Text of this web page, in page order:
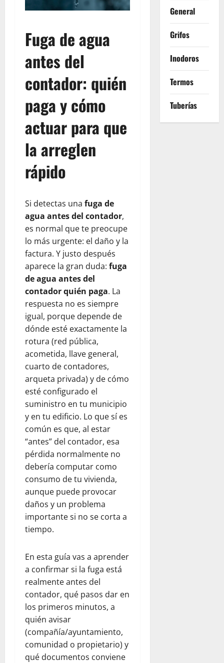
Fuga de agua
antes del
contador: quién
paga y cómo
actuar para que
la arreglen
rápido
Si detectas una fuga de
agua antes del contador,
es normal que te preocupe
lo más urgente: el daño y la
factura. Y justo después
aparece la gran duda: fuga
de agua antes del
contador quién paga. La
respuesta no es siempre
igual, porque depende de
dónde esté exactamente la
rotura (red pública,
acometida, llave general,
cuarto de contadores,
arqueta privada) y de cómo
esté configurado el
suministro en tu municipio
y en tu edificio. Lo que sí es
común es que, al estar
“antes” del contador, esa
pérdida normalmente no
debería computar como
consumo de tu vivienda,
aunque puede provocar
daños y un problema
importante si no se corta a
tiempo.
En esta guía vas a aprender
a confirmar si la fuga está
realmente antes del
contador, qué pasos dar en
los primeros minutos, a
quién avisar
(compañía/ayuntamiento,
comunidad o propietario) y
qué documentos conviene
General
Grifos
Inodoros
Termos
Tuberías